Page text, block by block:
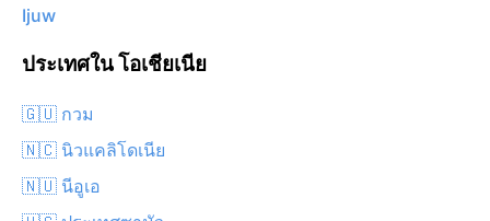
Ijuw
ประเทศใน โอเชียเนีย
🇬🇺 กวม
🇳🇨 นิวแคลิโดเนีย
🇳🇺 นีอูเอ